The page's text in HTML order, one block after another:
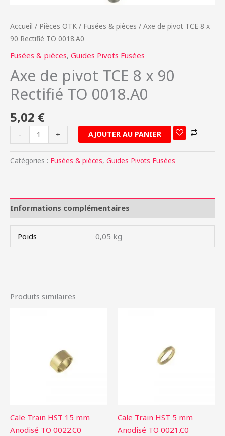
Accueil / Pièces OTK / Fusées & pièces / Axe de pivot TCE 8 x
90 Rectifié TO 0018.A0
Fusées & pièces, Guides Pivots Fusées
Axe de pivot TCE 8 x 90
Rectifié TO 0018.A0
5,02 €
- + AJOUTER AU PANIER
Catégories : Fusées & pièces, Guides Pivots Fusées
Informations complémentaires
Poids 0,05 kg
Produits similaires
Cale Train HST 15 mm
Anodisé TO 0022.C0
Cale Train HST 5 mm
Anodisé TO 0021.C0